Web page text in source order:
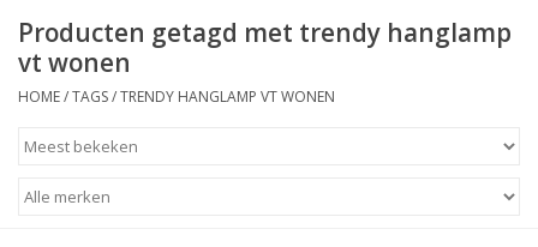
LIFESTYLE
Producten getagd met trendy hanglamp
vt wonen
HOME/TAGS/TRENDY HANGLAMP VT WONEN